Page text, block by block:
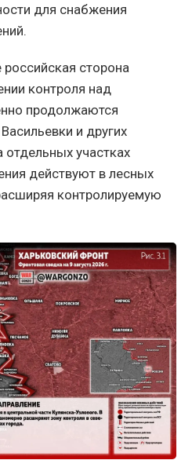
для снабжения
сторона
контроля над
продолжаются
и других
отдельных участках
действуют в лесных
контролируемую